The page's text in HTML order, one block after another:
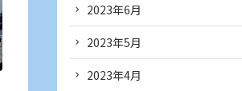
2023年6月
2023年5月
2023年4月